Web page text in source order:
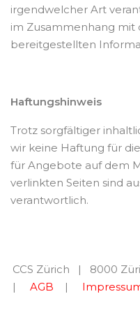
irgendwelcher Art
im Zusammenhang
bereitgestellten
Haftungshinweis
Trotz sorgfältiger
wir keine Haftung für
für Angebote auf dem
verlinkten Seiten sind
verantwortlich.
CCS Zürich | 8000
|AGB |